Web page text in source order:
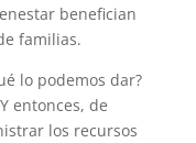
benefician
familias.
lo podemos dar?
entonces, de
los recursos